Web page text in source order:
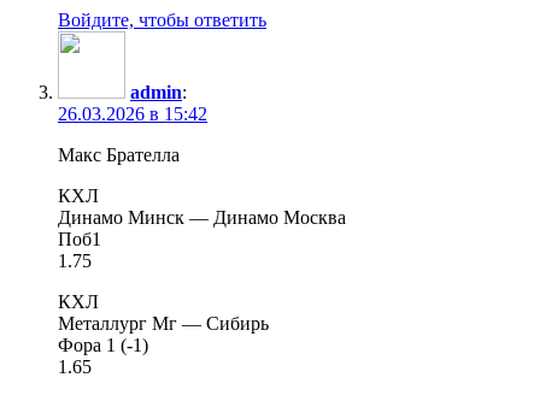
Войдите, чтобы ответить
admin:
26.03.2026 в 15:42
Макс Брателла
КХЛ
Динамо Минск — Динамо Москва
Поб1
1.75
КХЛ
Металлург Мг — Сибирь
Фора 1 (-1)
1.65